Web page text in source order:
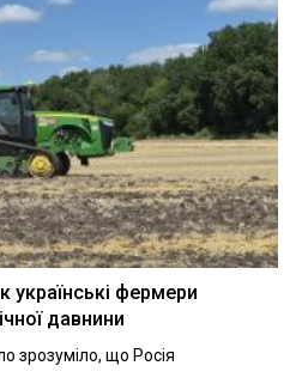
українські фермери
давнини
зрозуміло, що Росія